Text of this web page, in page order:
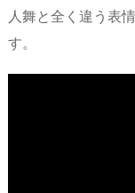
人舞と全く違う表
す。